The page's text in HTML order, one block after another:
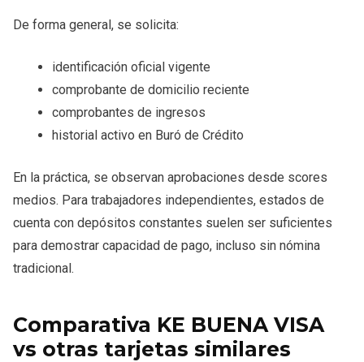
De forma general, se solicita:
identificación oficial vigente
comprobante de domicilio reciente
comprobantes de ingresos
historial activo en Buró de Crédito
En la práctica, se observan aprobaciones desde scores
medios. Para trabajadores independientes, estados de
cuenta con depósitos constantes suelen ser suficientes
para demostrar capacidad de pago, incluso sin nómina
tradicional.
Comparativa KE BUENA VISA
vs otras tarjetas similares